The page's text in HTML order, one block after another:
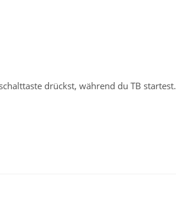
drückst, während du TB startest.